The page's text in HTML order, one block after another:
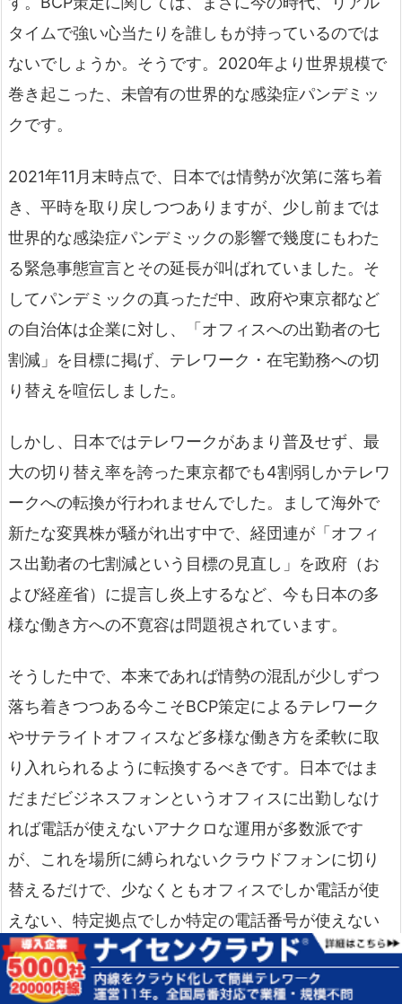
タイムで強い心当たりを誰しもが持っているのでは
ないでしょうか。そうです。2020年より世界規模で
巻き起こった、未曽有の世界的な感染症パンデミッ
クです。
2021年11月末時点で、日本では情勢が次第に落ち着
き、平時を取り戻しつつありますが、少し前までは
世界的な感染症パンデミックの影響で幾度にもわた
る緊急事態宣言とその延長が叫ばれていました。そ
してパンデミックの真っただ中、政府や東京都など
の自治体は企業に対し、「オフィスへの出勤者の七
割減」を目標に掲げ、テレワーク・在宅勤務への切
り替えを喧伝しました。
しかし、日本ではテレワークがあまり普及せず、最
大の切り替え率を誇った東京都でも4割弱しかテレワ
ークへの転換が行われませんでした。まして海外で
新たな変異株が騒がれ出す中で、経団連が「オフィ
ス出勤者の七割減という目標の見直し」を政府（お
よび経産省）に提言し炎上するなど、今も日本の多
様な働き方への不寛容は問題視されています。
そうした中で、本来であれば情勢の混乱が少しずつ
落ち着きつつある今こそBCP策定によるテレワーク
やサテライトオフィスなど多様な働き方を柔軟に取
り入れられるように転換するべきです。日本ではま
だまだビジネスフォンというオフィスに出勤しなけ
れば電話が使えないアナクロな運用が多数派です
が、これを場所に縛られないクラウドフォンに切り
替えるだけで、少なくともオフィスでしか電話が使
えない、特定拠点でしか特定の電話番号が使えない
という問題は解消されます。感染症や豪雨災害が頻
発し、BCP策定という言葉が身近になってしまって